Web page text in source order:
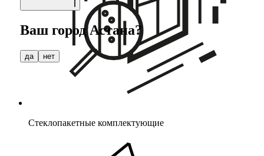
Стеклопакетные комплектующие
Ваш городАстана?
да нет